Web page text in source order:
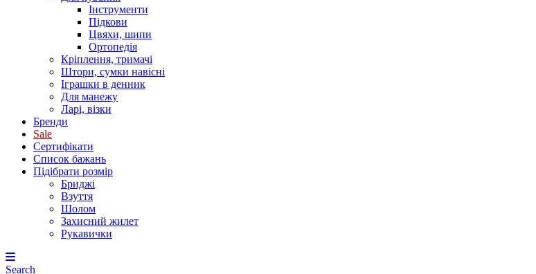
Інструменти
Підкови
Цвяхи, шипи
Ортопедія
Кріплення, тримачі
Штори, сумки навісні
Іграшки в денник
Для манежу
Ларі, візки
Бренди
Sale
Сертифікати
Список бажань
Підібрати розмір
Бриджі
Взуття
Шолом
Захисний жилет
Рукавички
Search